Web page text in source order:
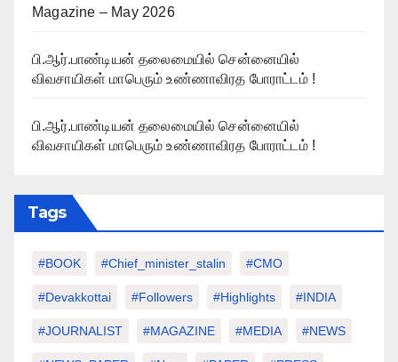
Magazine – May 2026
பி.ஆர்.பாண்டியன் தலைமையில் சென்னையில்
விவசாயிகள் மாபெரும் உண்ணாவிரத போராட்டம் !
பி.ஆர்.பாண்டியன் தலைமையில் சென்னையில்
விவசாயிகள் மாபெரும் உண்ணாவிரத போராட்டம் !
Tags
#BOOK #chief_minister_stalin #CMO
#devakkottai #followers #highlights #INDIA
#JOURNALIST #MAGAZINE #MEDIA #NEWS